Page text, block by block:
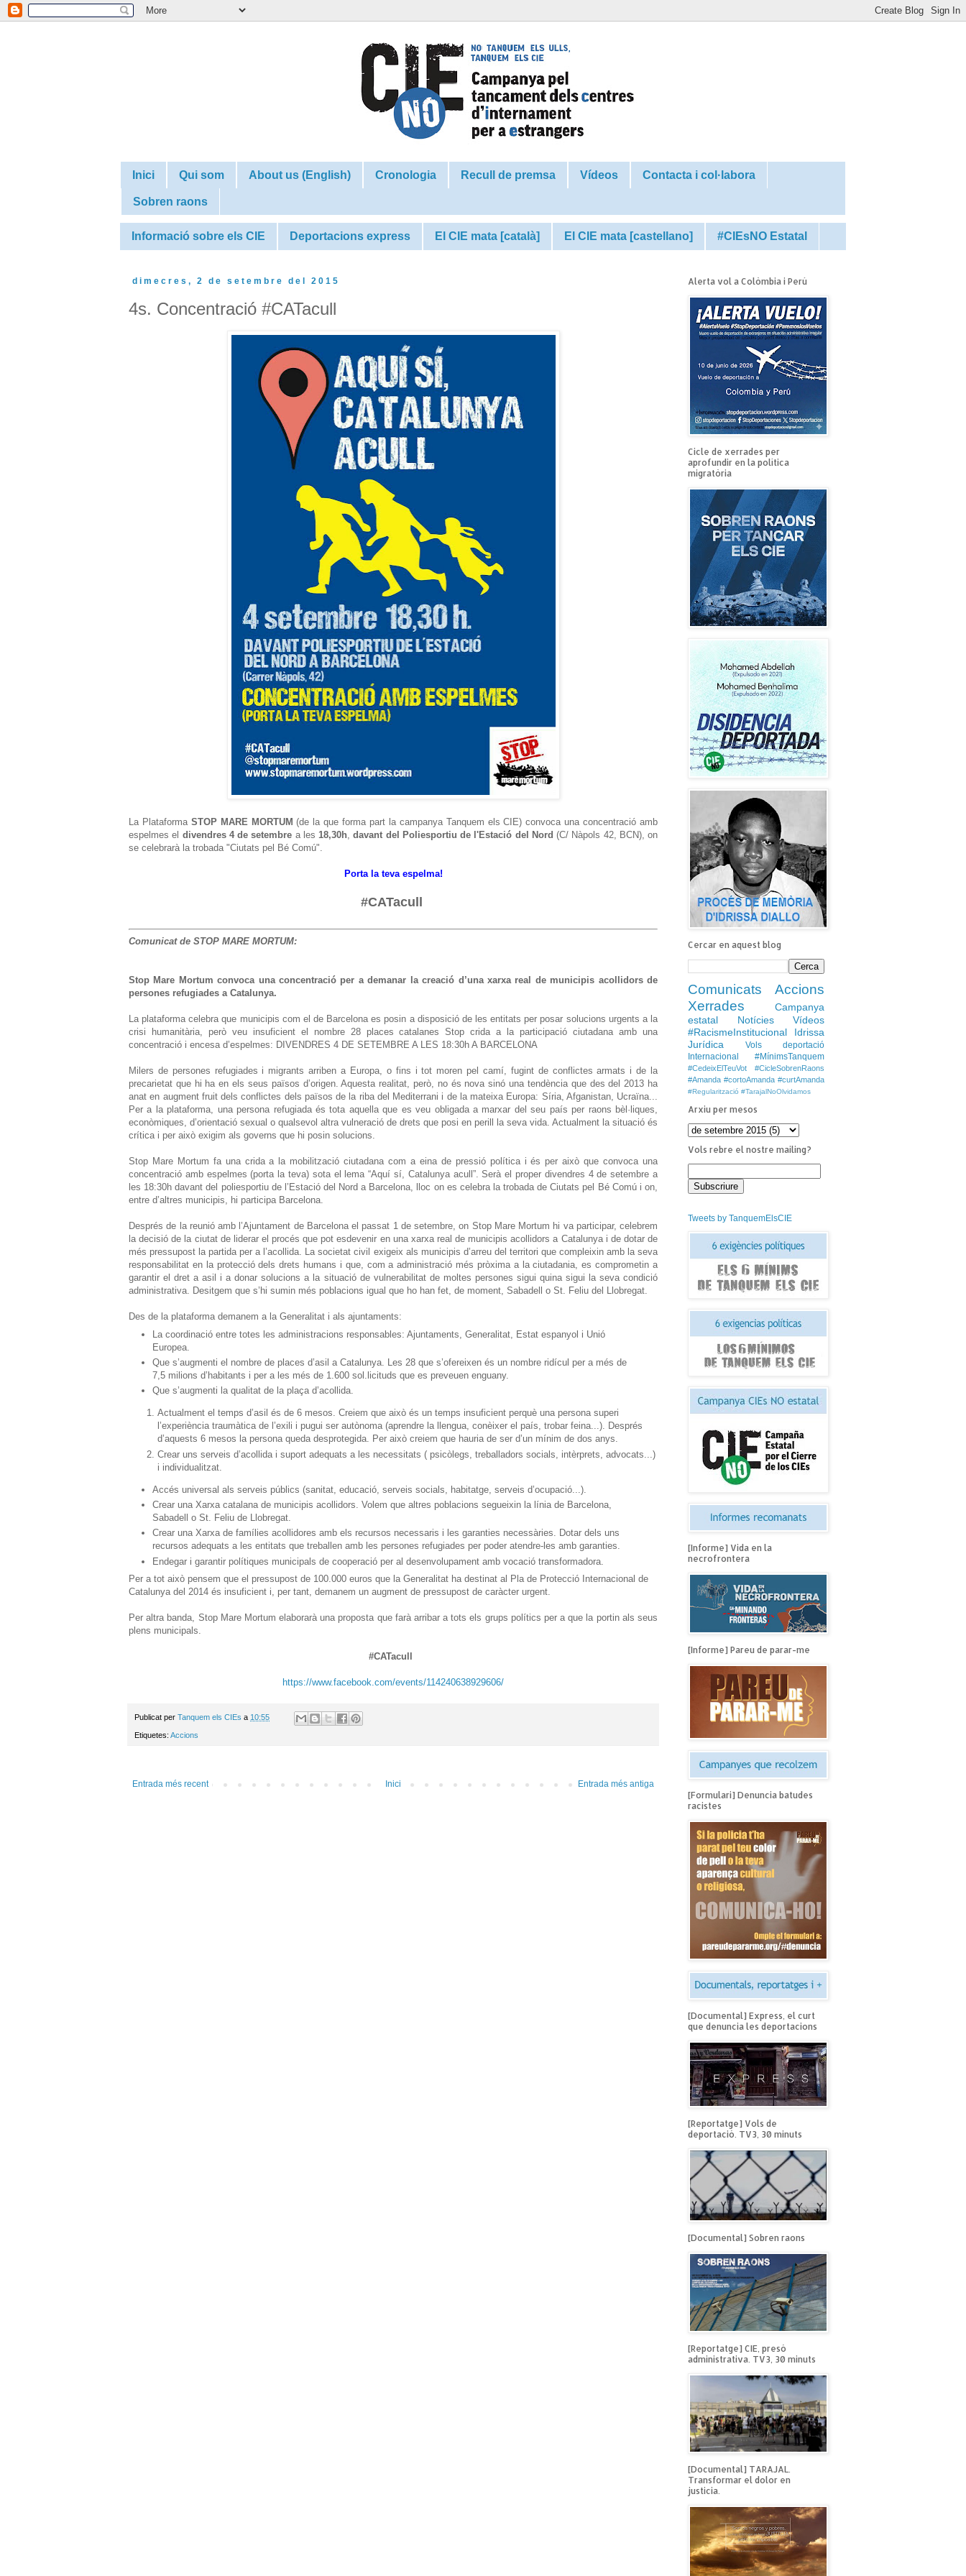
Inici Qui som About us (English) Cronologia Recull de premsa Vídeos Contacta i col·labora
Sobren raons
Informació sobre els CIE Deportacions express El CIE mata [català] El CIE mata [castellano] #CIEsNO Estatal
dimecres, 2 de setembre del 2015
4s. Concentració #CATacull
La Plataforma STOP MARE MORTUM (de la que forma part la campanya Tanquem els CIE) convoca una concentració amb
espelmes el divendres 4 de setembre a les 18,30h ,davant del Poliesportiu de l'Estació del Nord (C/ Nàpols 42, BCN), on
se celebrarà la trobada "Ciutats pel Bé Comú".
Porta la teva espelma!
#CATacull
Comunicat de STOP MARE MORTUM:
Stop Mare Mortum convoca una concentració per a demanar la creació d’una xarxa real de municipis acollidors de
persones refugiades a Catalunya.
La plataforma celebra que municipis com el de Barcelona es posin a disposició de les entitats per posar solucions urgents a la
crisi humanitària, però veu insuficient el nombre 28 places catalanes Stop crida a la participació ciutadana amb una
concentració i encesa d’espelmes: DIVENDRES 4 DE SETEMBRE A LES 18:30h A BARCELONA
Milers de persones refugiades i migrants arriben a Europa, o fins i tot moren pel camí, fugint de conflictes armats i de la
precarietat que hi ha en els seus països d’origen. Aquesta realitat, però, no és nova sinó una tendència que des del 2013 ha
anat en augment fruit dels conflictes dels països de la riba del Mediterrani i de la mateixa Europa: Síria, Afganistan, Ucraïna...
Per a la plataforma, una persona refugiada és tota aquella que es veu obligada a marxar del seu país per raons bèl·liques,
econòmiques, d’orientació sexual o qualsevol altra vulneració de drets que posi en perill la seva vida. Actualment la situació és
crítica i per això exigim als governs que hi posin solucions.
Stop Mare Mortum fa una crida a la mobilització ciutadana com a eina de pressió política i és per això que convoca una
concentració amb espelmes (porta la teva) sota el lema “Aquí sí, Catalunya acull”. Serà el proper divendres 4 de setembre a
les 18:30h davant del poliesportiu de l’Estació del Nord a Barcelona, lloc on es celebra la trobada de Ciutats pel Bé Comú i on,
entre d’altres municipis, hi participa Barcelona.
Després de la reunió amb l’Ajuntament de Barcelona el passat 1 de setembre, on Stop Mare Mortum hi va participar, celebrem
la decisió de la ciutat de liderar el procés que pot esdevenir en una xarxa real de municipis acollidors a Catalunya i de dotar de
més pressupost la partida per a l’acollida. La societat civil exigeix als municipis d’arreu del territori que compleixin amb la seva
responsabilitat en la protecció dels drets humans i que, com a administració més pròxima a la ciutadania, es comprometin a
garantir el dret a asil i a donar solucions a la situació de vulnerabilitat de moltes persones sigui quina sigui la seva condició
administrativa. Desitgem que s’hi sumin més poblacions igual que ho han fet, de moment, Sabadell o St. Feliu del Llobregat.
Des de la plataforma demanem a la Generalitat i als ajuntaments:
La coordinació entre totes les administracions responsables: Ajuntaments, Generalitat, Estat espanyol i Unió
Europea.
Que s’augmenti el nombre de places d’asil a Catalunya. Les 28 que s’ofereixen és un nombre ridícul per a més de
7,5 milions d’habitants i per a les més de 1.600 sol.licituds que es preveuen enguany.
Que s’augmenti la qualitat de la plaça d’acollida.
Actualment el temps d’asil és de 6 mesos. Creiem que això és un temps insuficient perquè una persona superi
l’experiència traumàtica de l’exili i pugui ser autònoma (aprendre la llengua, conèixer el país, trobar feina...). Després
d’aquests 6 mesos la persona queda desprotegida. Per això creiem que hauria de ser d’un mínim de dos anys.
Crear uns serveis d’acollida i suport adequats a les necessitats ( psicòlegs, treballadors socials, intèrprets, advocats...)
i individualitzat.
Accés universal als serveis públics (sanitat, educació, serveis socials, habitatge, serveis d’ocupació...).
Crear una Xarxa catalana de municipis acollidors. Volem que altres poblacions segueixin la línia de Barcelona,
Sabadell o St. Feliu de Llobregat.
Crear una Xarxa de famílies acollidores amb els recursos necessaris i les garanties necessàries. Dotar dels uns
recursos adequats a les entitats que treballen amb les persones refugiades per poder atendre-les amb garanties.
Endegar i garantir polítiques municipals de cooperació per al desenvolupament amb vocació transformadora.
Per a tot això pensem que el pressupost de 100.000 euros que la Generalitat ha destinat al Pla de Protecció Internacional de
Catalunya del 2014 és insuficient i, per tant, demanem un augment de pressupost de caràcter urgent.
Per altra banda, Stop Mare Mortum elaborarà una proposta que farà arribar a tots els grups polítics per a que la portin als seus
plens municipals.
#CATacull
https://www.facebook.com/events/114240638929606/
Publicat per Tanquem els CIEs a 10:55
Etiquetes: Accions
Entrada més recent Entrada més antiga
Inici
Alerta vol a Colòmbia i Perú
Cicle de xerrades per
aprofundir en la política
migratòria
Cercar en aquest blog
Comunicats
Accions
Xerrades
Campanya
estatal
Notícies
Vídeos
#RacismeInstitucional
Idrissa
Jurídica
Vols deportació
Internacional
#MínimsTanquem
#CedeixElTeuVot
#CicleSobrenRaons
#Amanda #cortoAmanda #curtAmanda
#Regularització #TarajalNoOlvidamos
Arxiu per mesos
Vols rebre el nostre mailing?
Tweets by TanquemElsCIE
[Informe] Vida en la
necrofrontera
[Informe] Pareu de parar-me
[Formulari] Denuncia batudes
racistes
[Documental] Express, el curt
que denuncia les deportacions
[Reportatge] Vols de
deportació. TV3, 30 minuts
[Documental] Sobren raons
[Reportatge] CIE, presó
administrativa. TV3, 30 minuts
[Documental] TARAJAL.
Transformar el dolor en
justicia.